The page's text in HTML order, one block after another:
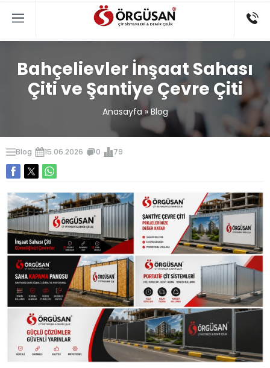
Bahçelievler İnşaat Sahası
Çiti ve Şantiye Çevre Çiti
Anasayfa» Blog
Blog 15.06.2026 0 79